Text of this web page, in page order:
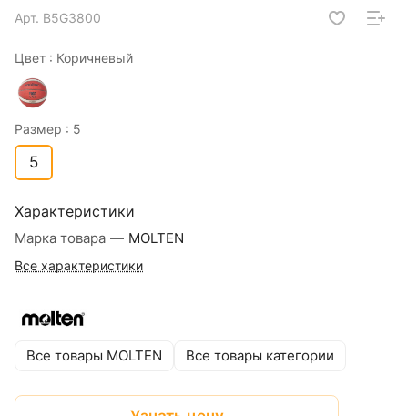
Арт. B5G3800
Цвет : Коричневый
Размер : 5
5
Характеристики
Марка товара — MOLTEN
Все характеристики
Все товары MOLTEN Все товары категории